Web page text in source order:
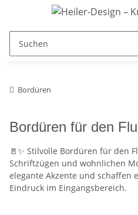
Bordüren
Bordüren für den
🚪✨ Stilvolle Bordüren für den
Schriftzügen und wohnlichen
elegante Akzente und schaffen
Eindruck im Eingangsbereich.